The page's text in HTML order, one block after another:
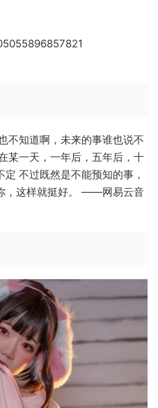
不知道啊，未来的事谁也说不
某一天，一年后，五年后，十
不过既然是不能预知的事，
，这样就挺好。 ——网易云音